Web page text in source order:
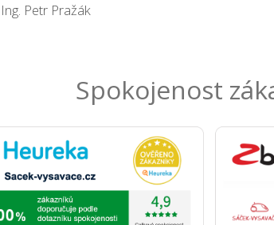
Ing. Petr Pražák
Spokojenost